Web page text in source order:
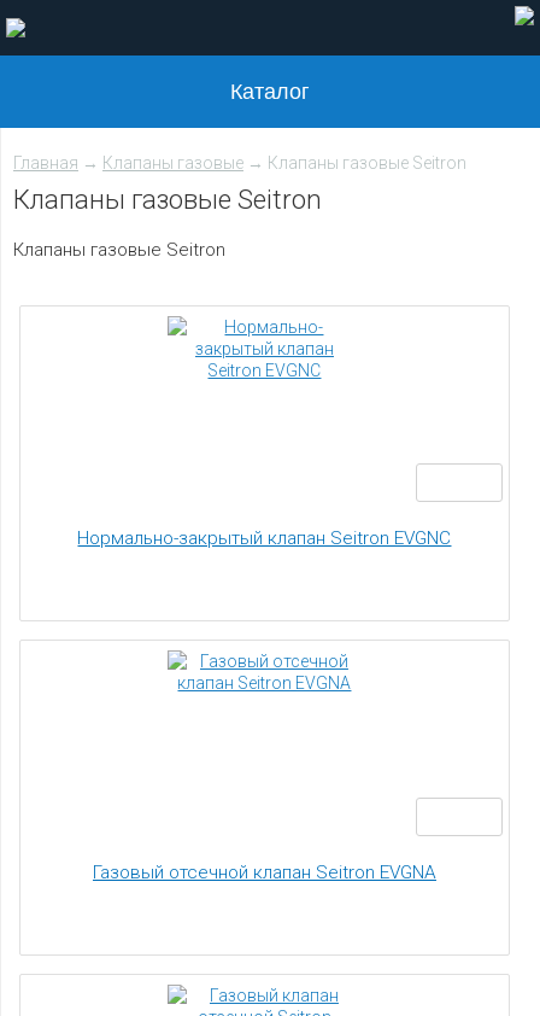
Каталог
Главная → Клапаны газовые → Клапаны газовые Seitron
Клапаны газовые Seitron
Клапаны газовые Seitron
Нормально-закрытый клапан Seitron EVGNC
Газовый отсечной клапан Seitron EVGNA